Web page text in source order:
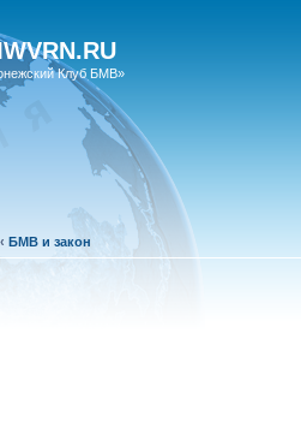
Клуб БМВ»
‹ БМВ и закон